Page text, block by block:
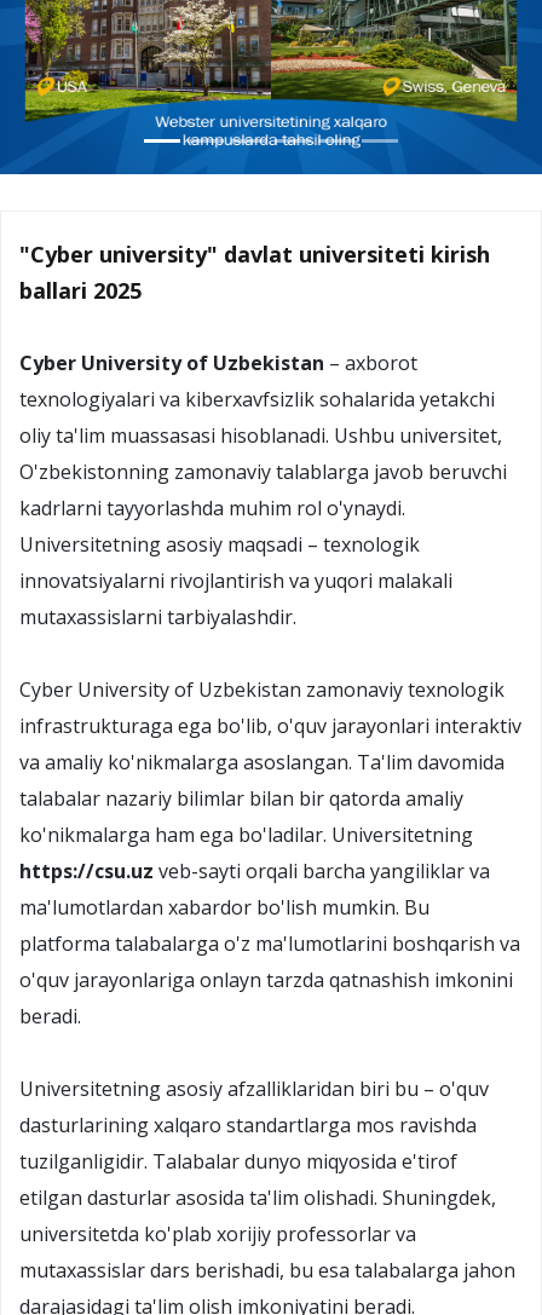
"Cyber university" davlat universiteti kirish
ballari 2025
Cyber University of Uzbekistan – axborot
texnologiyalari va kiberxavfsizlik sohalarida yetakchi
oliy ta'lim muassasasi hisoblanadi. Ushbu universitet,
O'zbekistonning zamonaviy talablarga javob beruvchi
kadrlarni tayyorlashda muhim rol o'ynaydi.
Universitetning asosiy maqsadi – texnologik
innovatsiyalarni rivojlantirish va yuqori malakali
mutaxassislarni tarbiyalashdir.
Cyber University of Uzbekistan zamonaviy texnologik
infrastrukturaga ega bo'lib, o'quv jarayonlari interaktiv
va amaliy ko'nikmalarga asoslangan. Ta'lim davomida
talabalar nazariy bilimlar bilan bir qatorda amaliy
ko'nikmalarga ham ega bo'ladilar. Universitetning
https://csu.uz veb-sayti orqali barcha yangiliklar va
ma'lumotlardan xabardor bo'lish mumkin. Bu
platforma talabalarga o'z ma'lumotlarini boshqarish va
o'quv jarayonlariga onlayn tarzda qatnashish imkonini
beradi.
Universitetning asosiy afzalliklaridan biri bu – o'quv
dasturlarining xalqaro standartlarga mos ravishda
tuzilganligidir. Talabalar dunyo miqyosida e'tirof
etilgan dasturlar asosida ta'lim olishadi. Shuningdek,
universitetda ko'plab xorijiy professorlar va
mutaxassislar dars berishadi, bu esa talabalarga jahon
darajasidagi ta'lim olish imkoniyatini beradi.